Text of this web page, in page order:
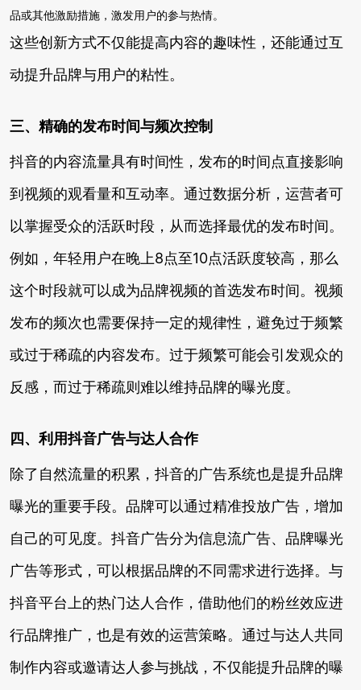
品或其他激励措施，激发用户的参与热情。
这些创新方式不仅能提高内容的趣味性，还能通过互
动提升品牌与用户的粘性。
三、精确的发布时间与频次控制
抖音的内容流量具有时间性，发布的时间点直接影响
到视频的观看量和互动率。通过数据分析，运营者可
以掌握受众的活跃时段，从而选择最优的发布时间。
例如，年轻用户在晚上8点至10点活跃度较高，那么
这个时段就可以成为品牌视频的首选发布时间。视频
发布的频次也需要保持一定的规律性，避免过于频繁
或过于稀疏的内容发布。过于频繁可能会引发观众的
反感，而过于稀疏则难以维持品牌的曝光度。
四、利用抖音广告与达人合作
除了自然流量的积累，抖音的广告系统也是提升品牌
曝光的重要手段。品牌可以通过精准投放广告，增加
自己的可见度。抖音广告分为信息流广告、品牌曝光
广告等形式，可以根据品牌的不同需求进行选择。与
抖音平台上的热门达人合作，借助他们的粉丝效应进
行品牌推广，也是有效的运营策略。通过与达人共同
制作内容或邀请达人参与挑战，不仅能提升品牌的曝